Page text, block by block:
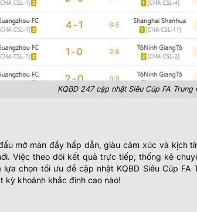
KQBD 247 cập nhật Siêu Cúp FA Trung
mở màn đầy hấp dẫn, giàu cảm xúc và kịch
Việc theo dõi kết quả trực tiếp, thống kê
chọn tối ưu để cập nhật KQBD Siêu Cúp
kỳ khoảnh khắc đỉnh cao nào!